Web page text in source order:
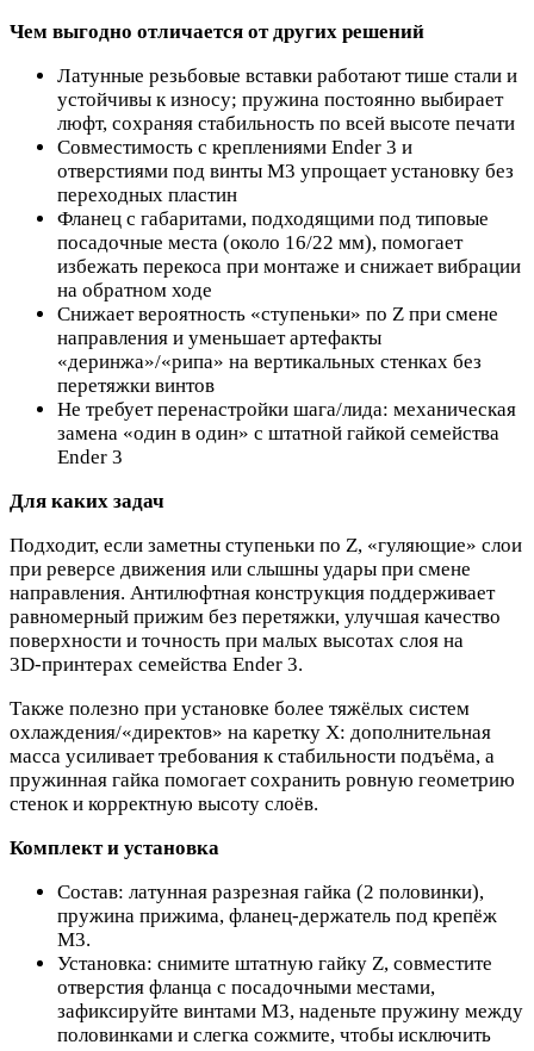
Чем выгодно отличается от других решений
Латунные резьбовые вставки работают тише стали и
устойчивы к износу; пружина постоянно выбирает
люфт, сохраняя стабильность по всей высоте печати
Совместимость с креплениями Ender 3 и
отверстиями под винты М3 упрощает установку без
переходных пластин
Фланец с габаритами, подходящими под типовые
посадочные места (около 16/22 мм), помогает
избежать перекоса при монтаже и снижает вибрации
на обратном ходе
Снижает вероятность «ступеньки» по Z при смене
направления и уменьшает артефакты
«деринжа»/«рипа» на вертикальных стенках без
перетяжки винтов
Не требует перенастройки шага/лида: механическая
замена «один в один» с штатной гайкой семейства
Ender 3
Для каких задач
Подходит, если заметны ступеньки по Z, «гуляющие» слои
при реверсе движения или слышны удары при смене
направления. Антилюфтная конструкция поддерживает
равномерный прижим без перетяжки, улучшая качество
поверхности и точность при малых высотах слоя на
3D‑принтерах семейства Ender 3.
Также полезно при установке более тяжёлых систем
охлаждения/«директов» на каретку X: дополнительная
масса усиливает требования к стабильности подъёма, а
пружинная гайка помогает сохранить ровную геометрию
стенок и корректную высоту слоёв.
Комплект и установка
Состав: латунная разрезная гайка (2 половинки),
пружина прижима, фланец‑держатель под крепёж
М3.
Установка: снимите штатную гайку Z, совместите
отверстия фланца с посадочными местами,
зафиксируйте винтами М3, наденьте пружину между
половинками и слегка сожмите, чтобы исключить